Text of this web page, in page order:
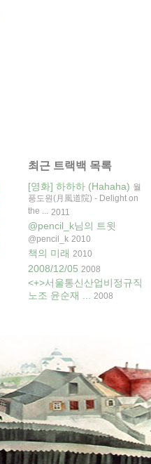
최근 트랙백 목록
[영화] 하하하 (Hahaha) 월
풍도원(月風道院) - Delight on
the ... 2011
@pencil_k님의 트윗
@pencil_k 2010
책의 미래 2010
2008/12/05 2008
<+>서울통신산업비정규직
노조 윤순재 ...
2008